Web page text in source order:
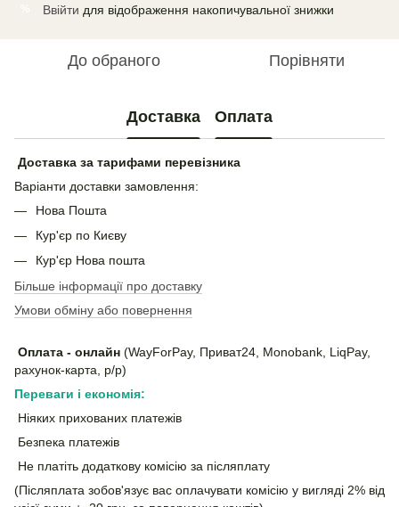
Ввійти для відображення накопичувальної знижки
До обраного Порівняти
Доставка Оплата
Доставка за тарифами перевізника
Варіанти доставки замовлення:
Нова Пошта
Кур'єр по Києву
Кур'єр Нова пошта
Більше інформації про доставку
Умови обміну або повернення
Оплата - онлайн (WayForPay, Приват24, Monobank, LiqPay,
рахунок-карта, р/р)
Переваги і економія:
Ніяких прихованих платежів
Безпека платежів
Не платіть додаткову комісію за післяплату
(Післяплата зобов'язує вас оплачувати комісію у вигляді 2% від